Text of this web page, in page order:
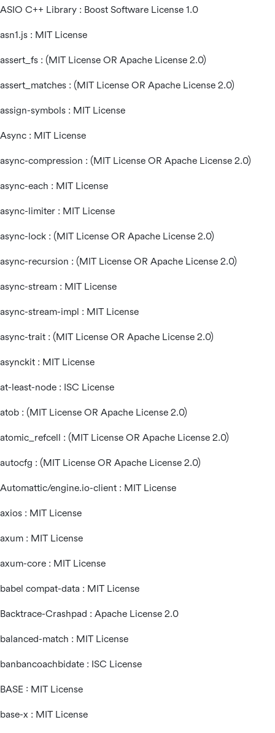
ASIO C++ Library : Boost Software License 1.0
asn1.js : MIT License
assert_fs : (MIT License OR Apache License 2.0)
assert_matches : (MIT License OR Apache License 2.0)
assign-symbols : MIT License
Async : MIT License
async-compression : (MIT License OR Apache License 2.0)
async-each : MIT License
async-limiter : MIT License
async-lock : (MIT License OR Apache License 2.0)
async-recursion : (MIT License OR Apache License 2.0)
async-stream : MIT License
async-stream-impl : MIT License
async-trait : (MIT License OR Apache License 2.0)
asynckit : MIT License
at-least-node : ISC License
atob : (MIT License OR Apache License 2.0)
atomic_refcell : (MIT License OR Apache License 2.0)
autocfg : (MIT License OR Apache License 2.0)
Automattic/engine.io-client : MIT License
axios : MIT License
axum : MIT License
axum-core : MIT License
babel compat-data : MIT License
Backtrace-Crashpad : Apache License 2.0
balanced-match : MIT License
banbancoachbidate : ISC License
BASE : MIT License
base-x : MIT License